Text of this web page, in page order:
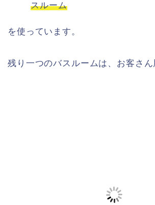
スルーム
を使っています。
残り一つのバスルームは、お客さん